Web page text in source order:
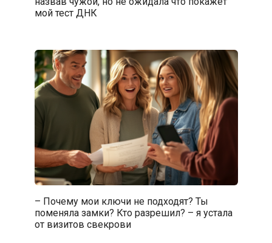
мой тест ДНК
– Почему мои ключи не подходят? Ты
поменяла замки? Кто разрешил? – я устала
от визитов свекрови